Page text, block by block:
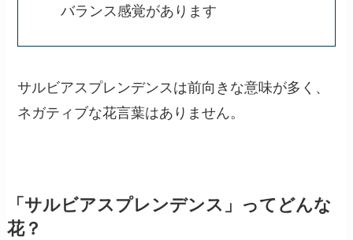
バランス感覚があります
サルビアスプレンデンスは前向きな意味が多く、
ネガティブな花言葉はありません。
「サルビアスプレンデンス」ってどんな
花？